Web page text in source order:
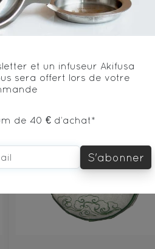
aussi...
et un infuseur Akifusa
sera offert lors de votre
de 40 € d’achat*
S'abonner